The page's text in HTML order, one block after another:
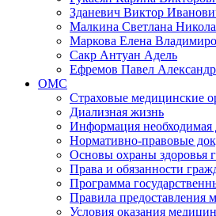
Зданевич Виктор
Малкина Светлана
Маркова Елена
Сакр Антуан Адель
Ефремов Павел
ОМС
Страховые медицинские
Диализная жизнь
Информация необходимая
Нормативно-правовые
Основы охраны здоровья
Права и обязанности
Программа
Правила предоставления
Условия оказания